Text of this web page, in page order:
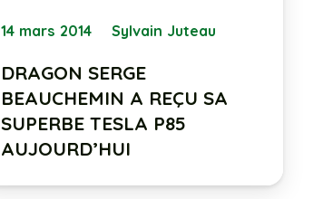
14 mars 2014 Sylvain Juteau
DRAGON SERGE
BEAUCHEMIN A REÇU SA
SUPERBE TESLA P85
AUJOURD’HUI